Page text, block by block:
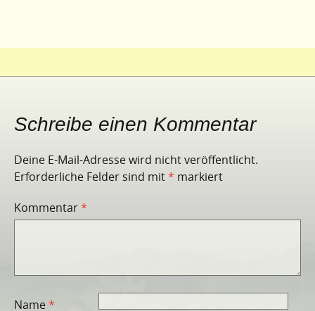
Schreibe einen Kommentar
Deine E-Mail-Adresse wird nicht veröffentlicht.
Erforderliche Felder sind mit* markiert
Kommentar*
Name*